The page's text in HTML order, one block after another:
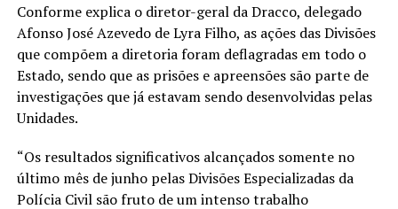
Conforme explica o diretor-geral da Dracco, delegado
Afonso José Azevedo de Lyra Filho, as ações das Divisões
que compõem a diretoria foram deflagradas em todo o
Estado, sendo que as prisões e apreensões são parte de
investigações que já estavam sendo desenvolvidas pelas
Unidades.
“Os resultados significativos alcançados somente no
último mês de junho pelas Divisões Especializadas da
Polícia Civil são fruto de um intenso trabalho